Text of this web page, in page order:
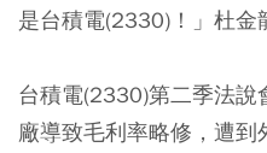
是台積電(2330)！」杜金
台積電(2330)第二季法說
廠導致毛利率略修，遭